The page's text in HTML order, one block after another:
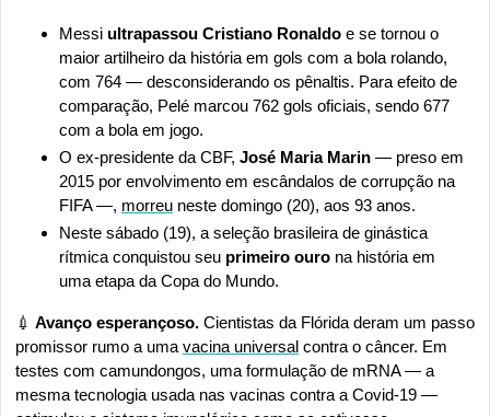
Messi ultrapassou Cristiano Ronaldo e se tornou o
maior artilheiro da história em gols com a bola rolando,
com 764 — desconsiderando os pênaltis. Para efeito de
comparação, Pelé marcou 762 gols oficiais, sendo 677
com a bola em jogo.
O ex-presidente da CBF, José Maria Marin — preso em
2015 por envolvimento em escândalos de corrupção na
FIFA —, morreu neste domingo (20), aos 93 anos.
Neste sábado (19), a seleção brasileira de ginástica
rítmica conquistou seu primeiro ouro na história em
uma etapa da Copa do Mundo.
💉 Avanço esperançoso. Cientistas da Flórida deram um passo
promissor rumo a uma vacina universal contra o câncer. Em
testes com camundongos, uma formulação de mRNA — a
mesma tecnologia usada nas vacinas contra a Covid-19 —